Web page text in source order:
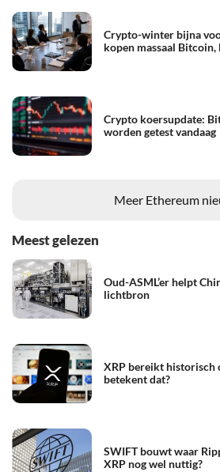
Crypto-winter bijna
kopen massaal Bitcoin,
Crypto koersupdate:
worden getest vandaag
Meer Ethereum
Meest gelezen
Oud-ASML’er helpt
lichtbron
XRP bereikt historisch
betekent dat?
SWIFT bouwt waar
XRP nog wel nuttig?